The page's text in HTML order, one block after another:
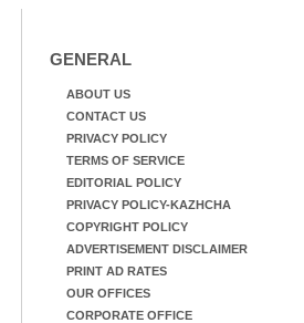
GENERAL
ABOUT US
CONTACT US
PRIVACY POLICY
TERMS OF SERVICE
EDITORIAL POLICY
PRIVACY POLICY-KAZHCHA
COPYRIGHT POLICY
ADVERTISEMENT DISCLAIMER
PRINT AD RATES
OUR OFFICES
CORPORATE OFFICE